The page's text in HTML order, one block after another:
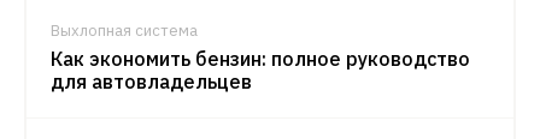
Выхлопная система
Как экономить бензин: полное руководство
для автовладельцев